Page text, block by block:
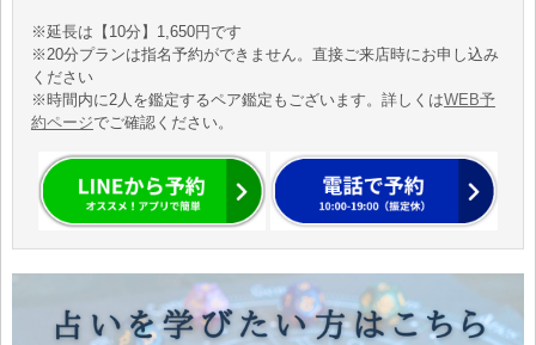
※延長は【10分】1,650円です
※20分プランは指名予約ができません。直接ご来店時にお申し込み
ください
※時間内に2人を鑑定するペア鑑定もございます。詳しくはWEB予
約ページでご確認ください。